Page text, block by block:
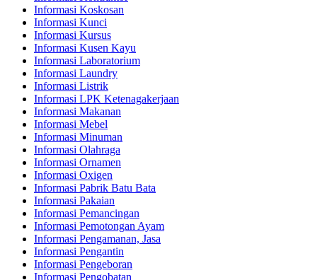
Informasi Koskosan
Informasi Kunci
Informasi Kursus
Informasi Kusen Kayu
Informasi Laboratorium
Informasi Laundry
Informasi Listrik
Informasi LPK Ketenagakerjaan
Informasi Makanan
Informasi Mebel
Informasi Minuman
Informasi Olahraga
Informasi Ornamen
Informasi Oxigen
Informasi Pabrik Batu Bata
Informasi Pakaian
Informasi Pemancingan
Informasi Pemotongan Ayam
Informasi Pengamanan, Jasa
Informasi Pengantin
Informasi Pengeboran
Informasi Pengobatan